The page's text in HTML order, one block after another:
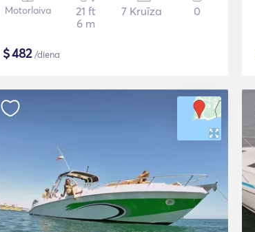
Motorlaiva
21 ft
6 m
7 Kruīza 0
$482/diena